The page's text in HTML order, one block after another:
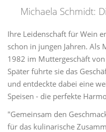
Michaela Schmidt:
Ihre Leidenschaft für Wein
schon in jungen Jahren.
1982 im Muttergeschäft
Später führte sie das
und entdeckte dabei eine
Speisen - die perfekte
"Gemeinsam den
für das kulinarische